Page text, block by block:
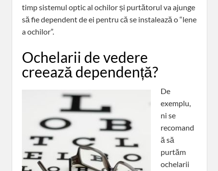
timp sistemul optic al ochilor și purtătorul va ajunge
să fie dependent de ei pentru că se instalează o “lene
a ochilor”.
Ochelarii de vedere
creează dependență?
De
exemplu,
ni se
recomand
ă să
purtăm
ochelarii